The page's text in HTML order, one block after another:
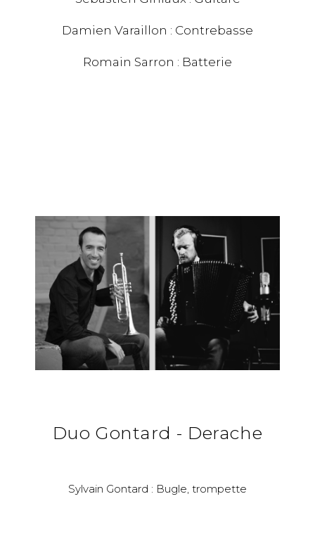
Damien Varaillon : Contrebasse
Romain Sarron : Batterie
Duo Gontard - Derache
Sylvain Gontard : Bugle, trompette